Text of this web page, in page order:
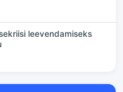
leevendamiseks